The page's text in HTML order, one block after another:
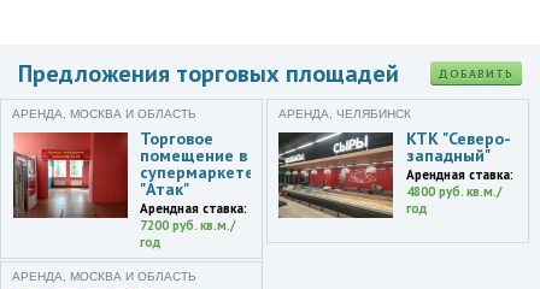
ДОБАВИТЬ
Предложения торговых площадей
АРЕНДА, МОСКВА И ОБЛАСТЬ
Торговое
помещение в
супермаркете
"Атак"
Арендная ставка:
7200 руб. кв.м./
год
АРЕНДА, ЧЕЛЯБИНСК
КТК "Северо-
западный"
Арендная ставка:
4800 руб. кв.м./
год
АРЕНДА, МОСКВА И ОБЛАСТЬ